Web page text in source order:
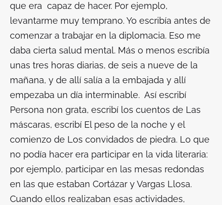
que era capaz de hacer. Por ejemplo,
levantarme muy temprano. Yo escribía antes de
comenzar a trabajar en la diplomacia. Eso me
daba cierta salud mental. Más o menos escribía
unas tres horas diarias, de seis a nueve de la
mañana, y de allí salía a la embajada y allí
empezaba un día interminable. Así escribí
Persona non grata, escribí los cuentos de Las
máscaras, escribí El peso de la noche y el
comienzo de Los convidados de piedra. Lo que
no podía hacer era participar en la vida literaria:
por ejemplo, participar en las mesas redondas
en las que estaban Cortázar y Vargas Llosa.
Cuando ellos realizaban esas actividades,